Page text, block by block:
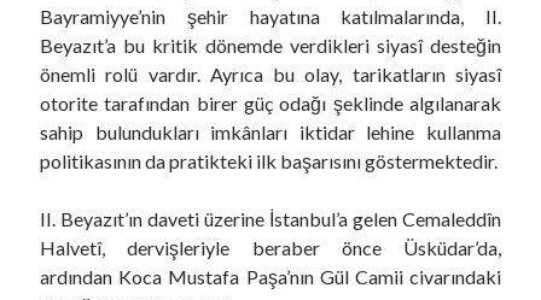
Bayramiyye’nin şehir hayatına katılmalarında, II.
Beyazıt’a bu kritik dönemde verdikleri siyasî desteğin
önemli rolü vardır. Ayrıca bu olay, tarikatların siyasî
otorite tarafından birer güç odağı şeklinde algılanarak
sahip bulundukları imkânları iktidar lehine kullanma
politikasının da pratikteki ilk başarısını göstermektedir.
II. Beyazıt’ın daveti üzerine İstanbul’a gelen Cemaleddîn
Halvetî, dervişleriyle beraber önce Üsküdar’da,
ardından Koca Mustafa Paşa’nın Gül Camii civarındaki